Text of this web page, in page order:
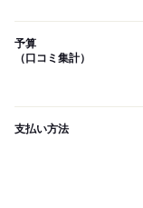
予算
（口コミ集計）
支払い方法